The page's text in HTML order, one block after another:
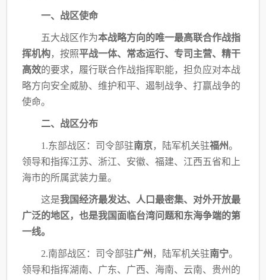
一、战区使命
五大战区作为本战略方向的唯一最高联合作战指
挥机构，按照平战一体、常态运行、专司主营、精干
高效的要求，履行联合作战指挥职能，担负应对本战
略方向安全威胁、维护和平、遏制战争、打赢战争的
使命。
二、战区分布
1.东部战区：司令部驻南京，陆军机关驻福州。
领导和指挥江苏、浙江、安徽、福建、 江西五省和上
海市的所属武装力量。
这是我国经济最发达、人口最密集、对外开放最
广泛的地区，也是我国面临台湾问题和东海争端的第
一线。
2.南部战区：司令部驻广州 ，陆军机关驻南宁。
领导和指挥湖南、广东、广西、海南、 云南、贵州的